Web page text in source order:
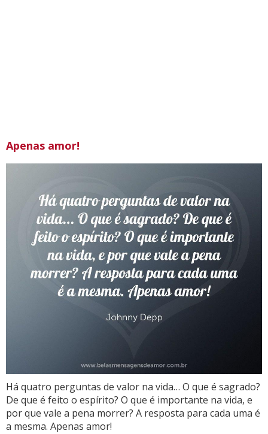
Apenas amor!
Há quatro perguntas de valor na vida… O que é sagrado?
De que é feito o espírito? O que é importante na vida, e
por que vale a pena morrer? A resposta para cada uma é
a mesma. Apenas amor!